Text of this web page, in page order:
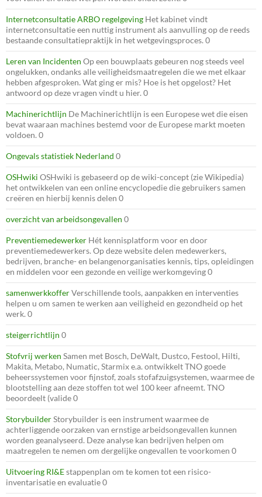
Internetconsultatie ARBO regelgeving Het kabinet vindt
internetconsultatie een nuttig instrument als aanvulling op de reeds
bestaande consultatiepraktijk in het wetgevingsproces. 0
Leren van Incidenten Op een bouwplaats gebeuren nog steeds veel
ongelukken, ondanks alle veiligheidsmaatregelen die we met elkaar
hebben afgesproken. Wat ging er mis? Hoe is het opgelost? Het
antwoord op deze vragen vindt u hier. 0
Machinerichtlijn De Machinerichtlijn is een Europese wet die eisen
bevat waaraan machines bestemd voor de Europese markt moeten
voldoen. 0
Ongevals statistiek Nederland 0
OSHwiki OSHwiki is gebaseerd op de wiki-concept (zie Wikipedia)
het ontwikkelen van een online encyclopedie die gebruikers samen
creëren en hierbij kennis delen 0
overzicht van arbeidsongevallen 0
Preventiemedewerker Hét kennisplatform voor en door
preventiemedewerkers. Op deze website delen medewerkers,
bedrijven, branche- en belangenorganisaties kennis, tips, opleidingen
en middelen voor een gezonde en veilige werkomgeving 0
samenwerkkofferVerschillende tools, aanpakken en interventies
helpen u om samen te werken aan veiligheid en gezondheid op het
werk. 0
steigerrichtlijn 0
Stofvrij werken Samen met Bosch, DeWalt, Dustco, Festool, Hilti,
Makita, Metabo, Numatic, Starmix e.a. ontwikkelt TNO goede
beheerssystemen voor fijnstof, zoals stofafzuigsystemen, waarmee de
blootstelling aan deze stoffen tot wel 100 keer afneemt. TNO
beoordeelt (valide 0
StorybuilderStorybuilder is een instrument waarmee de
achterliggende oorzaken van ernstige arbeidsongevallen kunnen
worden geanalyseerd. Deze analyse kan bedrijven helpen om
maatregelen te nemen om dergelijke ongevallen te voorkomen 0
Uitvoering RI&Estappenplan om te komen tot een risico-
inventarisatie en evaluatie 0